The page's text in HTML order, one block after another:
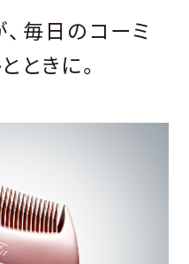
毎日のコーミ
ときに。